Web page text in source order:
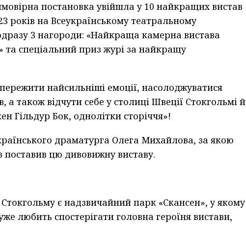
постановка увійшла у 10 найкращих вистав
років на Всеукраїнському театральному
3 нагороди: «Найкраща камерна вистава
спеціальний приз журі за найкращу
найсильніші емоції, насолоджуватися
а також відчути себе у столиці Швеції Стокгольмі й
Гільдур Бок, однолітки сторіччя»!
драматурга Олега Михайлова, за якою
цю дивовижну виставу.
є надзвичайний парк «Скансен», у якому
любить спостерігати головна героїня вистави,